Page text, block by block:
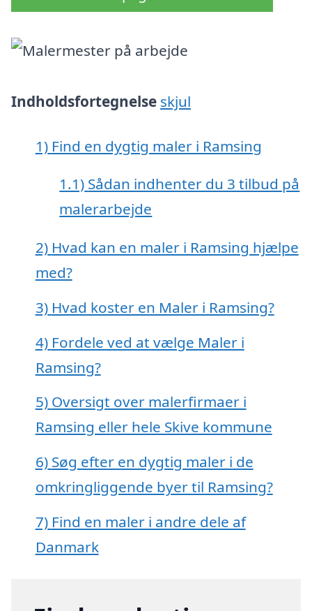
Indholdsfortegnelse skjul
1) Find en dygtig maler i Ramsing
1.1) Sådan indhenter du 3 tilbud på
malerarbejde
2) Hvad kan en maler i Ramsing hjælpe
med?
3) Hvad koster en Maler i Ramsing?
4) Fordele ved at vælge Maler i
Ramsing?
5) Oversigt over malerfirmaer i
Ramsing eller hele Skive kommune
6) Søg efter en dygtig maler i de
omkringliggende byer til Ramsing?
7) Find en maler i andre dele af
Danmark